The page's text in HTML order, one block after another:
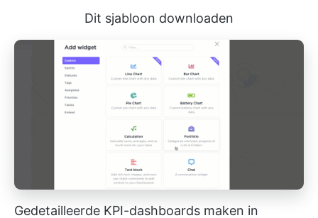
Dit sjabloon downloaden
Gedetailleerde KPI-dashboards maken in